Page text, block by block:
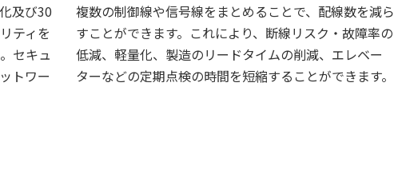
及び30
ティを
セキュ
トワー
複数の制御線や信号線をまとめることで、配線数を減ら
すことができます。これにより、断線リスク・故障率の
低減、軽量化、製造のリードタイムの削減、エレベー
ターなどの定期点検の時間を短縮することができます。